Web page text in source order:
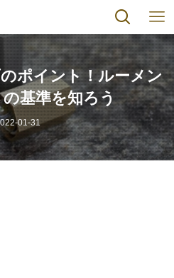
ポイント！ルーメン
基準を知ろう
01-31